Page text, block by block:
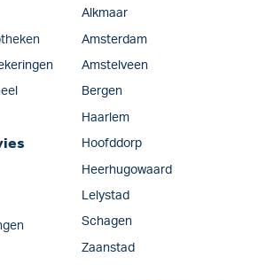
Alkmaar
Amsterdam
Amstelveen
Bergen
Haarlem
Hoofddorp
Heerhugowaard
Lelystad
Schagen
Zaanstad